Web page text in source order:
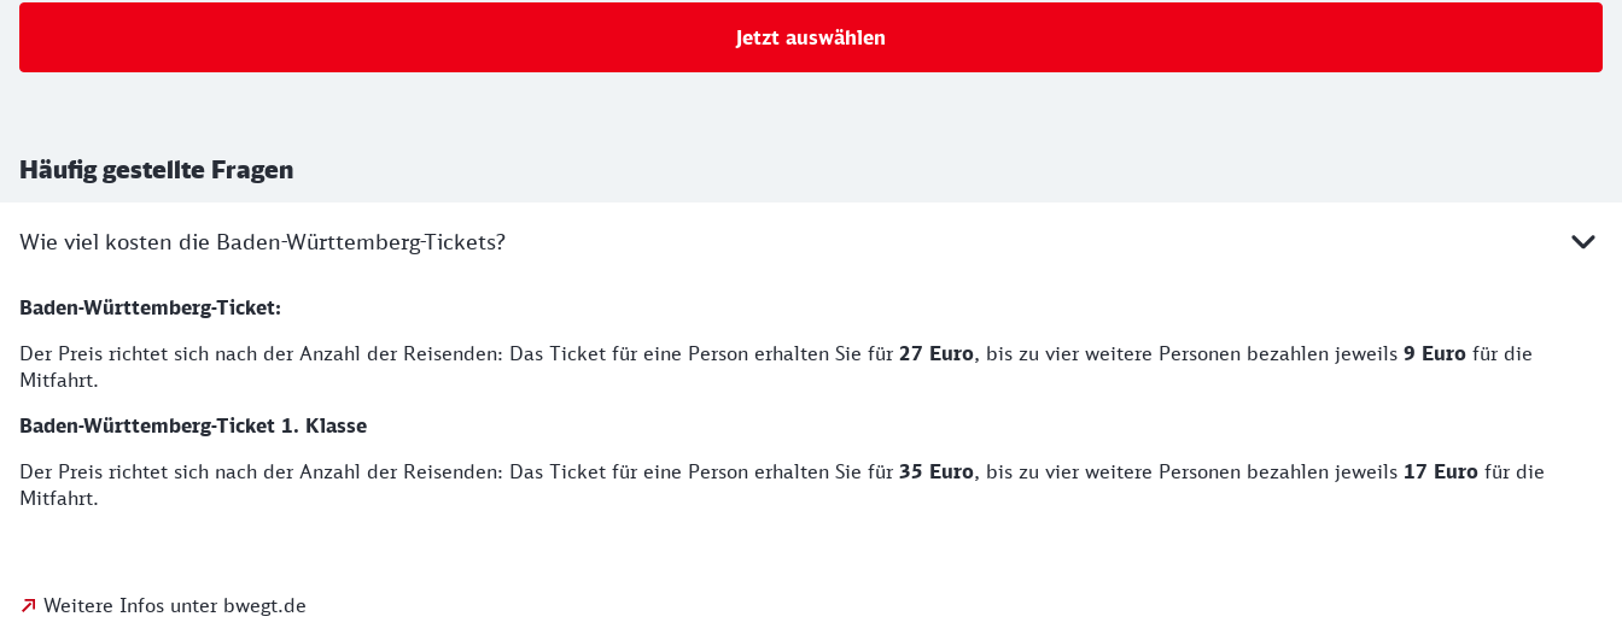
Jetzt auswählen
Häufig gestellte Fragen
Wie viel kosten die Baden-Württemberg-Tickets?
Baden-Württemberg-Ticket:
Der Preis richtet sich nach der Anzahl der Reisenden: Das Ticket für eine Person erhalten Sie für 27 Euro, bis zu vier weitere Personen bezahlen jeweils 9 Euro für die
Mitfahrt.
Baden-Württemberg-Ticket 1. Klasse
Der Preis richtet sich nach der Anzahl der Reisenden: Das Ticket für eine Person erhalten Sie für 35 Euro, bis zu vier weitere Personen bezahlen jeweils 17 Euro für die
Mitfahrt.
Weitere Infos unter bwegt.de